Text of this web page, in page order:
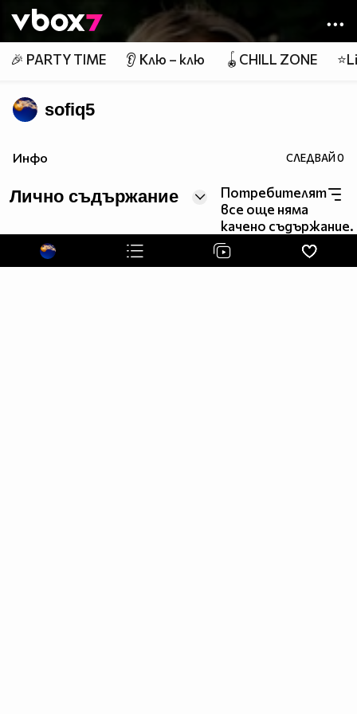
👾
🎉 PARTY TIME 👂 Клю – клю 🪀CHILL ZONE
sofiq5
Инфо СЛЕДВАЙ0
Лично съдържание
Потребителят
все още няма
качено съдържание.